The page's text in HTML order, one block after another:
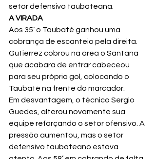
setor defensivo taubateana.
A VIRADA
Aos 35’ o Taubaté ganhou uma
cobrança de escanteio pela direita.
Gutierrez cobrou na área o Santana
que acabara de entrar cabeceou
para seu próprio gol, colocando o
Taubaté na frente do marcador.
Em desvantagem, o técnico Sergio
Guedes, alterou novamente sua
equipe reforçando o setor ofensivo. A
pressão aumentou, mas o setor
defensivo taubateano estava